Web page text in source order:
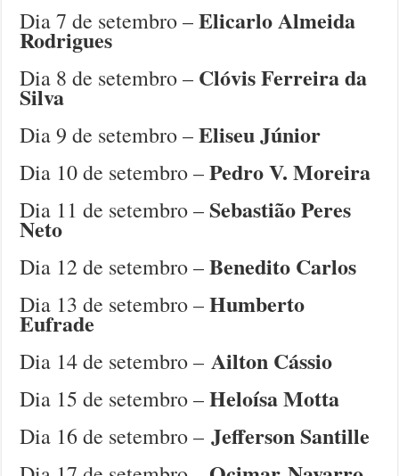
Dia 7 de setembro –Elicarlo Almeida
Rodrigues
Dia 8 de setembro – Clóvis Ferreira da
Silva
Dia 9 de setembro –Eliseu Júnior
Dia 10 de setembro –Pedro V. Moreira
Dia 11 de setembro –Sebastião Peres
Neto
Dia 12 de setembro –Benedito Carlos
Dia 13 de setembro –Humberto
Eufrade
Dia 14 de setembro –Ailton Cássio
Dia 15 de setembro –Heloísa Motta
Dia 16 de setembro –Jefferson Santille